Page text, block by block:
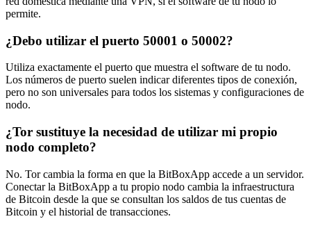
permite.
¿Debo utilizar el puerto 50001 o 50002?
Utiliza exactamente el puerto que muestra el software de tu nodo.
Los números de puerto suelen indicar diferentes tipos de conexión,
pero no son universales para todos los sistemas y configuraciones de
nodo.
¿Tor sustituye la necesidad de utilizar mi propio
nodo completo?
No. Tor cambia la forma en que la BitBoxApp accede a un servidor.
Conectar la BitBoxApp a tu propio nodo cambia la infraestructura
de Bitcoin desde la que se consultan los saldos de tus cuentas de
Bitcoin y el historial de transacciones.